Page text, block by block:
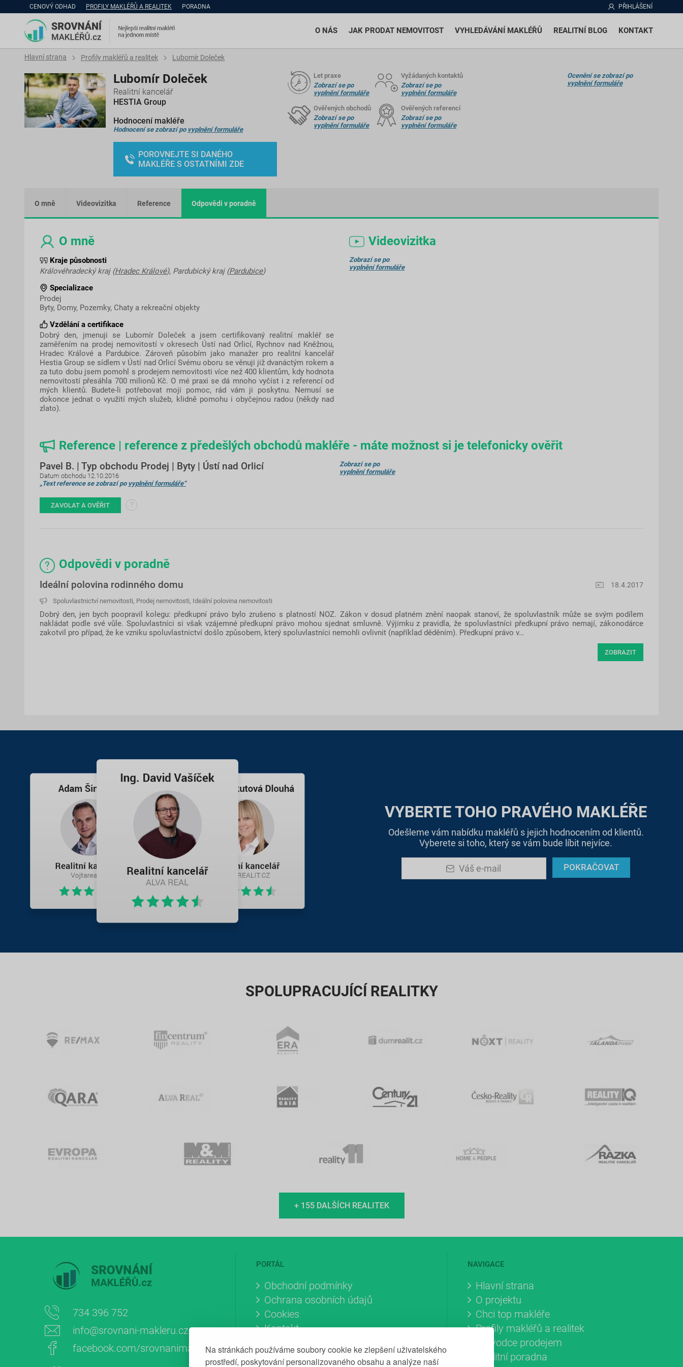
Na stránkách používáme soubory cookie ke zlepšení uživatelského
prostředí, poskytování personalizovaného obsahu a analýze naší
CENOVÝ ODHAD PROFILY MAKLÉŘŮ A REALITEK PORADNA PŘIHLÁŠENÍ
O NÁS JAK PRODAT NEMOVITOST VYHLEDÁVÁNÍ MAKLÉŘŮ REALITNÍ BLOG KONTAKT
Hlavní strana Profily makléřů a realitek Lubomír Doleček
Lubomír Doleček
Realitní kancelář
HESTIA Group
Hodnocení makléře
Hodnocení se zobrazí po vyplnění formuláře
POROVNEJTE SI DANÉHO
MAKLÉŘE S OSTATNÍMI ZDE
Let praxe
Zobrazí se po
vyplnění formuláře
Vyžádaných kontaktů
Zobrazí se po
vyplnění formuláře
Ověřených obchodů
Zobrazí se po
vyplnění formuláře
Ověřených referencí
Zobrazí se po
vyplnění formuláře
Ocenění se zobrazí po
vyplnění formuláře
O mně Videovizitka Reference Odpovědi v poradně
O mně
Kraje působnosti
Královéhradecký kraj (Hradec Králové), Pardubický kraj (Pardubice)
Specializace
Prodej
Byty, Domy, Pozemky, Chaty a rekreační objekty
Vzdělání a certifikace
Dobrý den, jmenuji se Lubomír Doleček a jsem certifikovaný realitní makléř se
zaměřením na prodej nemovitostí v okresech Ústí nad Orlicí, Rychnov nad Kněžnou,
Hradec Králové a Pardubice. Zároveň působím jako manažer pro realitní kancelář
Hestia Group se sídlem v Ústí nad Orlicí Svému oboru se věnuji již dvanáctým rokem a
za tuto dobu jsem pomohl s prodejem nemovitosti více než 400 klientům, kdy hodnota
nemovitostí přesáhla 700 milionů Kč. O mé praxi se dá mnoho vyčíst i z referencí od
mých klientů. Budete-li potřebovat moji pomoc, rád vám ji poskytnu. Nemusí se
dokonce jednat o využití mých služeb, klidně pomohu i obyčejnou radou (někdy nad
zlato).
Videovizitka
Zobrazí se po
vyplnění formuláře
Reference | reference z předešlých obchodů makléře - máte možnost si je telefonicky ověřit
Pavel B. | Typ obchodu Prodej | Byty | Ústí nad Orlicí
Datum obchodu 12.10.2016
„Text reference se zobrazí po vyplnění formuláře“
ZAVOLAT A OVĚŘIT ?
Zobrazí se po
vyplnění formuláře
Odpovědi v poradně
Ideální polovina rodinného domu 18.4.2017
Spoluvlastnictví nemovitosti, Prodej nemovitosti, Ideální polovina nemovitosti
Dobrý den, jen bych poopravil kolegu: předkupní právo bylo zrušeno s platností NOZ. Zákon v dosud platném znění naopak stanoví, že spoluvlastník může se svým podílem
nakládat podle své vůle. Spoluvlastníci si však vzájemné předkupní právo mohou sjednat smluvně. Výjimku z pravidla, že spoluvlastníci předkupní právo nemají, zákonodárce
zakotvil pro případ, že ke vzniku spoluvlastnictví došlo způsobem, který spoluvlastníci nemohli ovlivnit (například děděním). Předkupní právo v…
ZOBRAZIT
VYBERTE TOHO PRAVÉHO MAKLÉŘE
Odešleme vám nabídku makléřů s jejich hodnocením od klientů.
Vyberete si toho, který se vám bude líbit nejvíce.
Váš e-mail POKRAČOVAT
SPOLUPRACUJÍCÍ REALITKY
+ 155 DALŠÍCH REALITEK
734 396 752
info@srovnani-makleru.cz
facebook.com/srovnanimakleru
PORTÁL
Obchodní podmínky
Ochrana osobních údajů
Cookies
Kontakt
NAVIGACE
Hlavní strana
O projektu
Chci top makléře
Profily makléřů a realitek
Průvodce prodejem
Realitní poradna